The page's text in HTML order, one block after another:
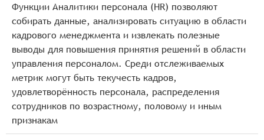
Функции Аналитики персонала (HR) позволяют
собирать данные, анализировать ситуацию в области
кадрового менеджмента и извлекать полезные
выводы для повышения принятия решений в области
управления персоналом. Среди отслеживаемых
метрик могут быть текучесть кадров,
удовлетворённость персонала, распределения
сотрудников по возрастному, половому и иным
признакам